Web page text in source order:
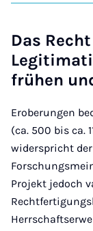
Das
frühen
Eroberungen
(ca. 500 bis ca.
widerspricht
Projekt jedoch